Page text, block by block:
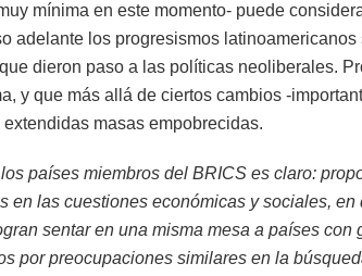
mínima en este momento- puede
adelante los progresismos latinoamericanos
dieron paso a las políticas neoliberales.
y que más allá de ciertos cambios -
masas empobrecidas.
países miembros del BRICS es claro:
las cuestiones económicas y sociales, en
sentar en una misma mesa a países con
por preocupaciones similares en la